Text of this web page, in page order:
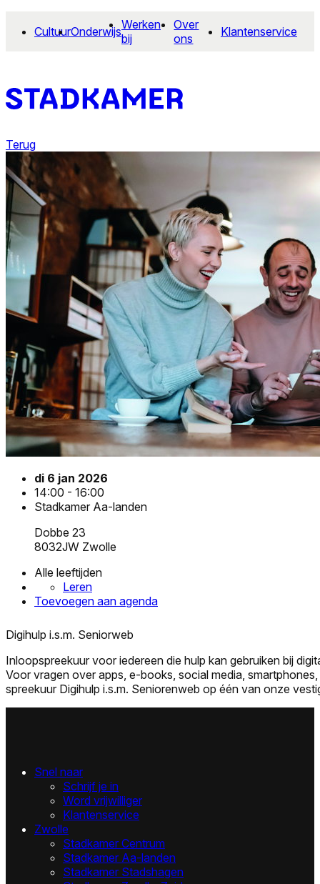
CultuurOnderwijsWerken
bij
Over
ons
Klantenservice
Terug
di 6 jan 2026
14:00 - 16:00
Stadkamer Aa-landen
Dobbe 23
8032JW Zwolle
Alle leeftijden
Leren
Toevoegen aan agenda
Digihulp i.s.m. Seniorweb
Inloopspreekuur voor iedereen die hulp kan gebruiken bij
Voor vragen over apps, e-books, social media,
spreekuur Digihulp i.s.m. Seniorenweb op één van onze
Snel naar
Schrijf je in
Word vrijwilliger
Klantenservice
Zwolle
Stadkamer Centrum
Stadkamer Aa-landen
Stadkamer Stadshagen